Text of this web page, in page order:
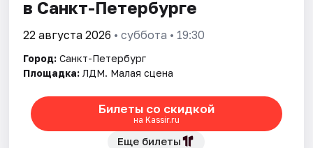
в Санкт-Петербурге
22 августа 2026 • суббота • 19:30
Город: Санкт-Петербург
Площадка: ЛДМ. Малая сцена
Билеты со скидкой
на Kassir.ru
Еще билеты